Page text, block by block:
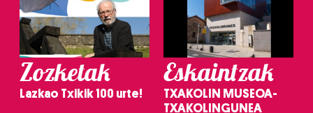
Zozketak
Lazkao Txikik 100 urte!
Eskaintzak
TXAKOLIN MUSEOA-
TXAKOLINGUNEA